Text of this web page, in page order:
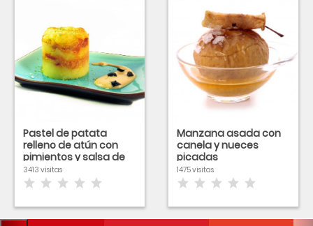
Pastel de patata
relleno de atún con
pimientos y salsa de
tomate
3413 visitas
Manzana asada con
canela y nueces
picadas
1475 visitas